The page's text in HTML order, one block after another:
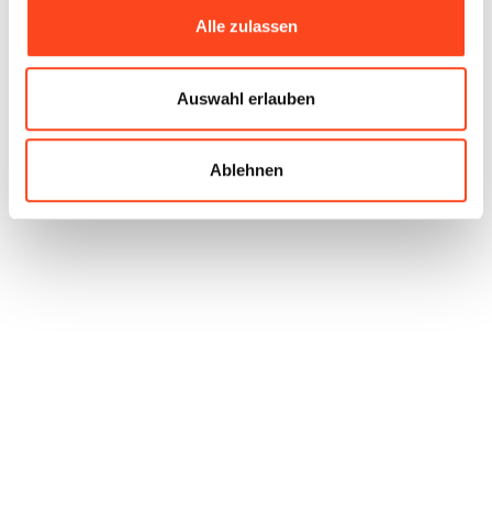
Alle zulassen
Auswahl erlauben
Ablehnen